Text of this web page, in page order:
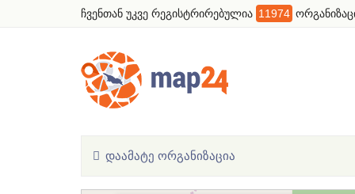
ჩვენთან უკვე რეგისტრირებულია 11974
ᲓᲐᲐᲛᲐᲢᲔ ᲝᲠᲒᲐᲜᲘᲖᲐᲪᲘᲐ